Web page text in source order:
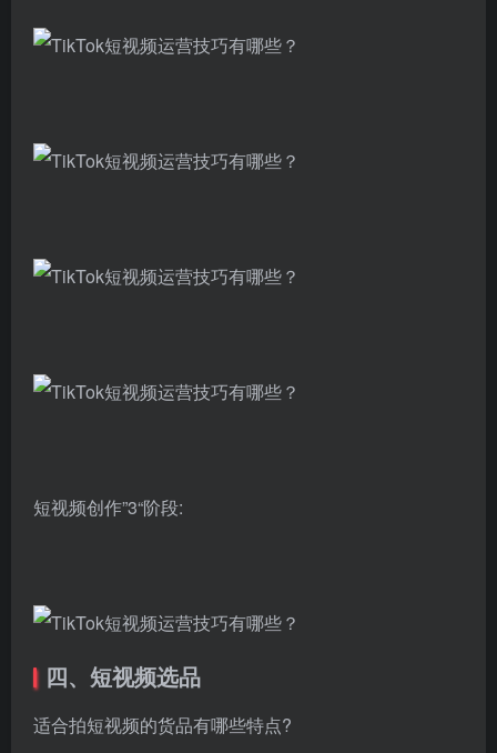
短视频创作”3“阶段:
四、短视频选品
适合拍短视频的货品有哪些特点?